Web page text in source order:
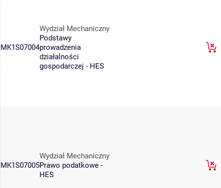
MK1S07004
Wydział Mechaniczny
Podstawy
prowadzenia
działalności
gospodarczej - HES
MK1S07005
Wydział Mechaniczny
Prawo podatkowe -
HES